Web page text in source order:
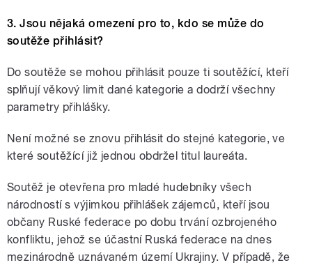
3. Jsou nějaká omezení pro to, kdo se může do
soutěže přihlásit?
Do soutěže se mohou přihlásit pouze ti soutěžící, kteří
splňují věkový limit dané kategorie a dodrží všechny
parametry přihlášky.
Není možné se znovu přihlásit do stejné kategorie, ve
které soutěžící již jednou obdržel titul laureáta.
Soutěž je otevřena pro mladé hudebníky všech
národností s výjimkou přihlášek zájemců, kteří jsou
občany Ruské federace po dobu trvání ozbrojeného
konfliktu, jehož se účastní Ruská federace na dnes
mezinárodně uznávaném území Ukrajiny. V případě, že